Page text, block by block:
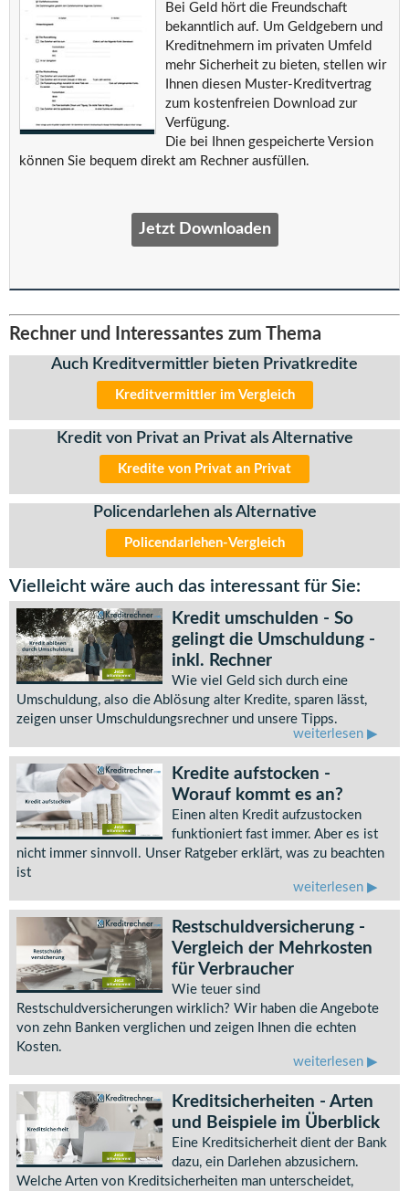
Bei Geld hört die Freundschaft
bekanntlich auf. Um Geldgebern und
Kreditnehmern im privaten Umfeld
mehr Sicherheit zu bieten, stellen wir
Ihnen diesen Muster-Kreditvertrag
zum kostenfreien Download zur
Verfügung.
Die bei Ihnen gespeicherte Version
können Sie bequem direkt am Rechner ausfüllen.
Jetzt Downloaden
Rechner und Interessantes zum Thema
Auch Kreditvermittler bieten Privatkredite
Kreditvermittler im Vergleich
Kredit von Privat an Privat als Alternative
Kredite von Privat an Privat
Policendarlehen als Alternative
Policendarlehen-Vergleich
Vielleicht wäre auch das interessant für Sie:
Kredit umschulden - So
gelingt die Umschuldung -
inkl. Rechner
Wie viel Geld sich durch eine
Umschuldung, also die Ablösung alter Kredite, sparen lässt,
zeigen unser Umschuldungsrechner und unsere Tipps.
weiterlesen
Kredite aufstocken -
Worauf kommt es an?
Einen alten Kredit aufzustocken
funktioniert fast immer. Aber es ist
nicht immer sinnvoll. Unser Ratgeber erklärt, was zu beachten
ist
weiterlesen
Restschuldversicherung -
Vergleich der Mehrkosten
für Verbraucher
Wie teuer sind
Restschuldversicherungen wirklich? Wir haben die Angebote
von zehn Banken verglichen und zeigen Ihnen die echten
Kosten.
weiterlesen
Kreditsicherheiten - Arten
und Beispiele im Überblick
Eine Kreditsicherheit dient der Bank
dazu, ein Darlehen abzusichern.
Welche Arten von Kreditsicherheiten man unterscheidet,